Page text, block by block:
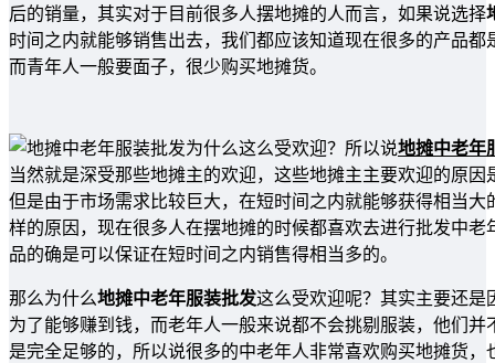
后的销量，其实对于目前很多人摆地摊的人而言，如果说选择
时间之内就能够销售出去，我们都应该知道现在很多的产品
而青年人一般要面子，很少购买地摊货。
所以说地摊中老年
当然就是深受那些地摊主的欢迎，这些地摊主主要欢迎的原
但是由于市场需求比较巨大，在短时间之内就能够获得相当
样的原因，现在很多人在摆地摊的时候都喜欢去进行批发中
品的确是可以保证在短时间之内销售得相当多的。
那么为什么地摊中老年服装批发这么受欢迎呢？其实主要还是
为了能够赚到钱，而老年人一般来说都不会挑剔服装，他们
是完全足够的，所以说很多的中老年人非常喜欢购买地摊货